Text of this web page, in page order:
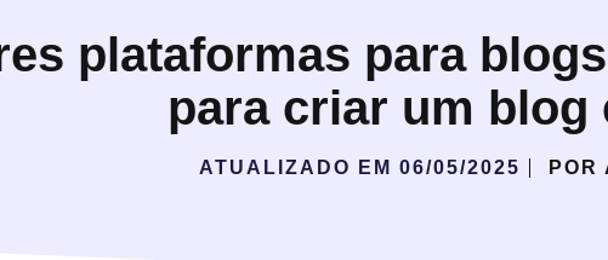
plataformas para
para criar um blog
ATUALIZADO EM 06/05/2025 POR